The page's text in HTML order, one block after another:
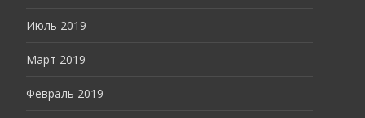
Июль 2019
Март 2019
Февраль 2019